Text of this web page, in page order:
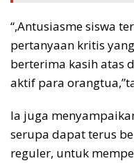
“,Antusiasme siswa
pertanyaan kritis
berterima kasih atas
aktif para
Ia juga
serupa dapat terus
reguler, untuk